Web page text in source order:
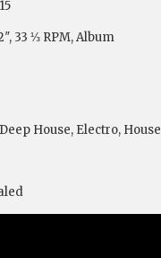
33 ⅓ RPM, Album
House, Electro, House